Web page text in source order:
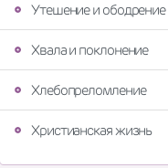
Утешение и ободрение
Хвала и поклонение
Хлебопреломление
Христианская жизнь